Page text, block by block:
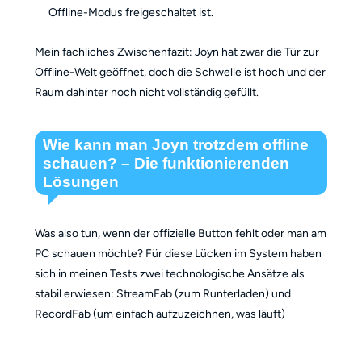
Offline-Modus freigeschaltet ist.
Mein fachliches Zwischenfazit: Joyn hat zwar die Tür zur
Offline-Welt geöffnet, doch die Schwelle ist hoch und der
Raum dahinter noch nicht vollständig gefüllt.
Wie kann man Joyn trotzdem offline
schauen? – Die funktionierenden
Lösungen
Was also tun, wenn der offizielle Button fehlt oder man am
PC schauen möchte? Für diese Lücken im System haben
sich in meinen Tests zwei technologische Ansätze als
stabil erwiesen: StreamFab (zum Runterladen) und
RecordFab (um einfach aufzuzeichnen, was läuft)